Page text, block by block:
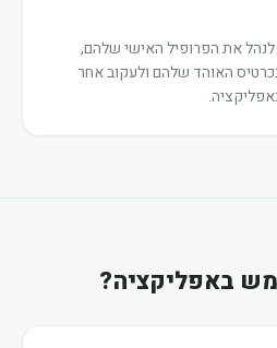
את הפרופיל האישי שלהם,
האוהד שלהם ולעקוב אחר
באפליקציה?